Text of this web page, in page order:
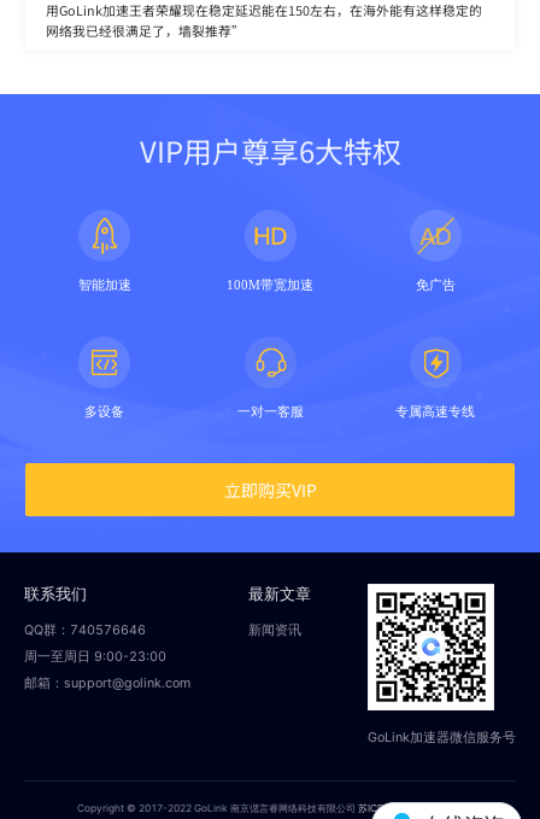
用GoLink加速王者荣耀现在稳定延迟能在150左右，在海外能有这样稳定的
网络我已经很满足了，墙裂推荐”
VIP用户尊享6大特权
智能加速 100M带宽加速 免广告
多设备 一对一客服 专属高速专线
立即购买VIP
联系我们
QQ群：740576646
周一至周日 9:00-23:00
邮箱：support@golink.com
最新文章
新闻资讯
GoLink加速器微信服务号
Copyright © 2017-2022 GoLink 南京偲言睿网络科技有限公司苏ICP备18014251号-2